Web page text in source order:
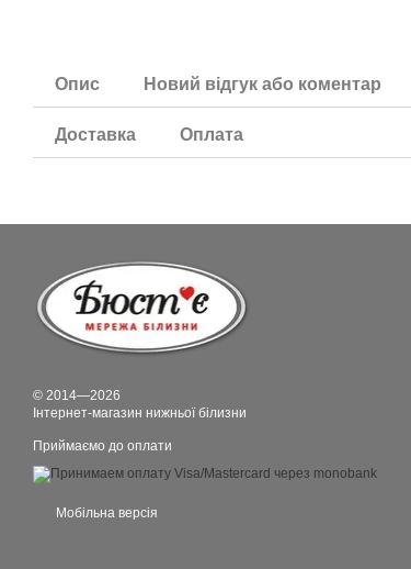
Опис Новий відгук або коментар
Доставка Оплата
© 2014—2026
Інтернет-магазин нижньої білизни
Приймаємо до оплати
Мобільна версія